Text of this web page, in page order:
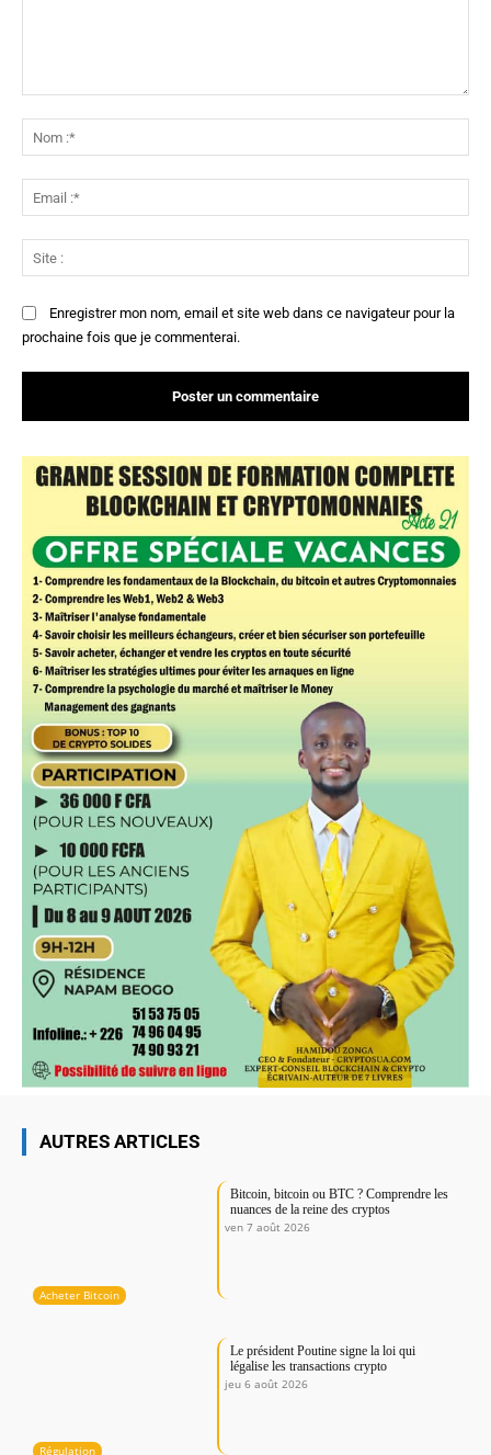
:*
:*
:
Enregistrer mon nom, email et site web dans ce navigateur pour la
prochaine fois que je commenterai.
AUTRES ARTICLES
Acheter Bitcoin
Bitcoin, bitcoin ou BTC ? Comprendre les
nuances de la reine des cryptos
ven 7 août 2026
Régulation
Le président Poutine signe la loi qui
légalise les transactions crypto
jeu 6 août 2026